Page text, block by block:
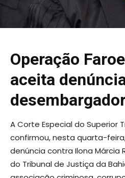
Operação
aceita
A Corte Especial do Superior
confirmou, nesta quarta-
denúncia contra Ilona Márcia
do Tribunal de Justiça da